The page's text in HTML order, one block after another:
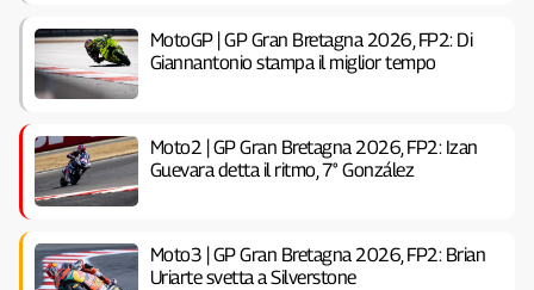
MotoGP | GP Gran Bretagna 2026, FP2: Di
Giannantonio stampa il miglior tempo
Moto2 | GP Gran Bretagna 2026, FP2: Izan
Guevara detta il ritmo, 7° González
Moto3 | GP Gran Bretagna 2026, FP2: Brian
Uriarte svetta a Silverstone